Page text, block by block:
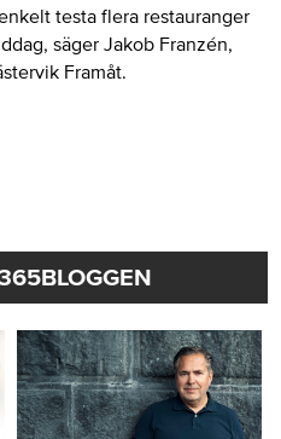
testa flera restauranger
säger Jakob Franzén,
Framåt.